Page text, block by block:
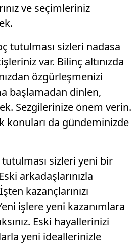
ve seçimleriniz
tutulması sizleri nadasa
var. Bilinç altınızda
özgürleşmenizi
başlamadan dinlen,
Sezgilerinize önem verin.
konuları da gündeminizde
sizleri yeni bir
arkadaşlarınızla
kazançlarınızı
işlere yeni kazanımlara
Eski hayallerinizi
yeni ideallerinizle